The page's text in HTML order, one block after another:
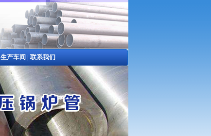
生产车间 | 联系我们